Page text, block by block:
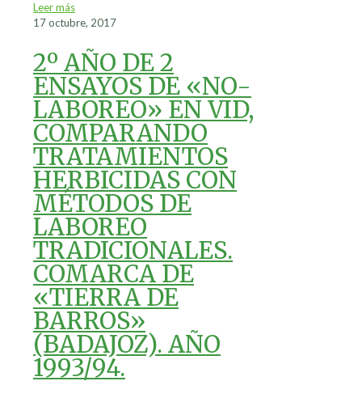
Leer más
17 octubre, 2017
2º AÑO DE 2
ENSAYOS DE «NO-
LABOREO» EN VID,
COMPARANDO
TRATAMIENTOS
HERBICIDAS CON
MÉTODOS DE
LABOREO
TRADICIONALES.
COMARCA DE
«TIERRA DE
BARROS»
(BADAJOZ). AÑO
1993/94.